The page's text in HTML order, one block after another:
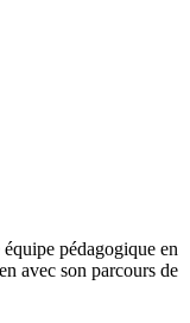
pédagogique en
avec son parcours de